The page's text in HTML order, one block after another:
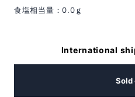
食塩相当量：0.0ｇ
International
Sold